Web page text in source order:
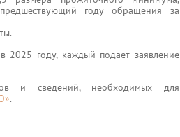
году обращения за
2025 году, каждый подает заявление
и сведений, необходимых для
.